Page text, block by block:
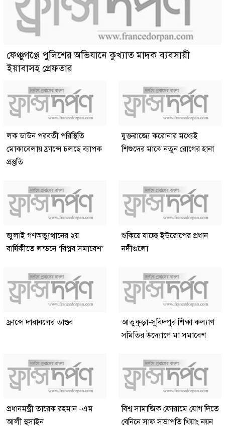
ফেঞ্চুগঞ্জে পুলিশের অভিযানে কুখ্যাত মাদক ব্যবসায়ী
ইয়াবাসহ গ্রেফতার
লক ডাউন পরবর্তী পরিস্থিতি
মোকাবেলায় ফ্রান্সে চলছে ব্যাপক
প্রস্তুতি
যুক্তরাজ্যে করোনার মধ্যেই
শিশুদের মাঝে নতুন রোগের হানা
জুলাই গণঅভ্যুত্থানের ২য়
বার্ষিকীতে লন্ডনে ‘বিপ্লব সমাবেশ’
শুকিয়ে যাচ্ছে ইউরোপের প্রধান
নদীগুলো
ফ্রান্সে দাবানলের তাণ্ডব
আতুকুড়া-সুবিদপুর শিক্ষা কল্যাণ
সমিতির উদ্যোগে মা সমাবেশ
প্রধানমন্ত্রী তারেক রহমান -এম
আলী হুসাইন
বিশ্ব সামাজিক ফোরামে যোগ দিতে
বেনিনে সাফ সভাপতি খিয়াং নয়ন